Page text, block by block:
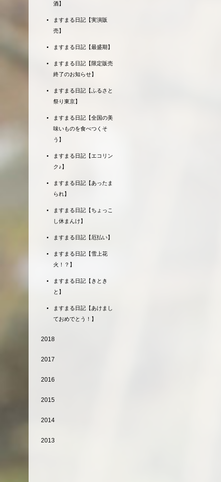
酒】
ますまる日記【実演販
売】
ますまる日記【最盛期】
ますまる日記【限定販売
終了のお知らせ】
ますまる日記【ふるさと
祭り東京】
ますまる日記【全国の美
味いものを食べつくそ
う】
ますまる日記【エコリン
ク♪】
ますまる日記【あったま
られ】
ますまる日記【ちょっこ
し休まんけ】
ますまる日記【厄払い】
ますまる日記【雪上花
火！？】
ますまる日記【きとき
と】
ますまる日記【あけまし
ておめでとう！】
2018
2017
2016
2015
2014
2013